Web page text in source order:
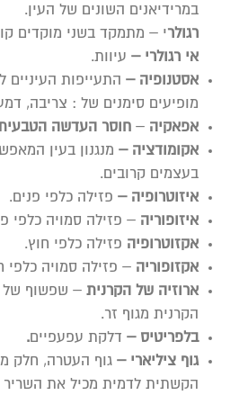
במרידיאנים השונים של העין.
רגולרי – מתמקד בשני מוקדים
אי רגולרי – עיוות.
אסטנופיה – התעייפות
מופיעים סימנים של : צריבה,
אפאקיה – חוסר העדשה
אקומודציה – מנגנון בעין
בעצמים קרובים.
איזוטרופיה – פזילה כלפי פנים.
איזופוריה – פזילה סמויה כלפי
אקזוטרופיה פזילה כלפי חוץ.
אקזופוריה – פזילה סמויה כלפי
ארוזיה של הקרנית – שפשוף של
הקרנית מגוף זר.
בלפריטיס – דלקת עפעפיים.
גוף ציליארי – גוף העטרה, חלק
הקשתית לדמית מכיל את השריר